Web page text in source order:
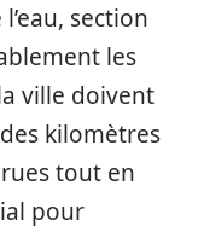
section
les
ville doivent
kilomètres
tout en
pour